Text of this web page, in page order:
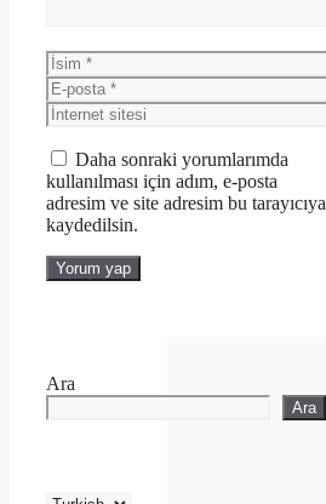
İsim
E-
posta
İnternet
sitesi
Daha sonraki yorumlarımda
kullanılması için adım, e-posta
adresim ve site adresim bu tarayıcıya
kaydedilsin.
Ara
Ara